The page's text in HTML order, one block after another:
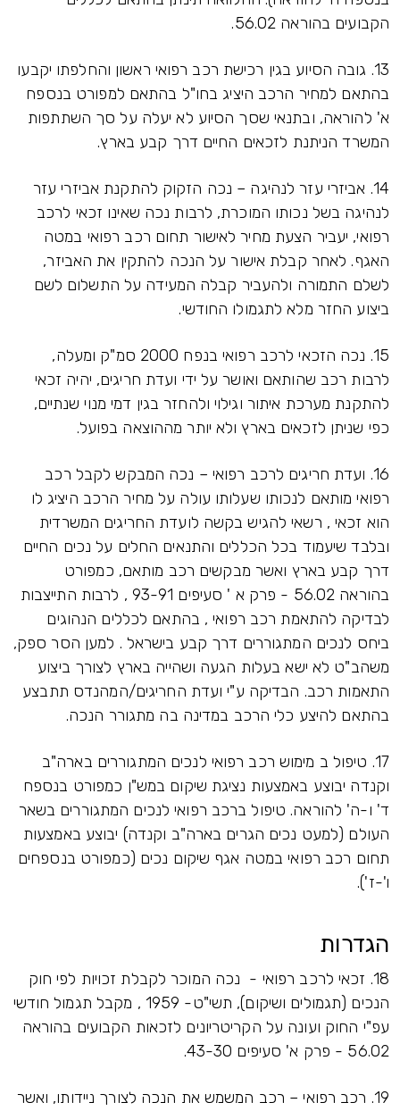
הקבועים בהוראה 56.02.
13. גובה הסיוע בגין רכישת רכב רפואי ראשון והחלפתו יקבעו
בהתאם למחיר הרכב היציג בחו"ל בהתאם למפורט בנספח
א' להוראה, ובתנאי שסך הסיוע לא יעלה על סך השתתפות
המשרד הניתנת לזכאים החיים דרך קבע בארץ.
14. אביזרי עזר לנהיגה – נכה הזקוק להתקנת אביזרי עזר
לנהיגה בשל נכותו המוכרת, לרבות נכה שאינו זכאי לרכב
רפואי, יעביר הצעת מחיר לאישור תחום רכב רפואי במטה
האגף. לאחר קבלת אישור על הנכה להתקין את האביזר,
לשלם התמורה ולהעביר קבלה המעידה על התשלום לשם
ביצוע החזר מלא לתגמולו החודשי.
15. נכה הזכאי לרכב רפואי בנפח 2000 סמ"ק ומעלה,
לרבות רכב שהותאם ואושר על ידי ועדת חריגים, יהיה זכאי
להתקנת מערכת איתור וגילוי ולהחזר בגין דמי מנוי שנתיים,
כפי שניתן לזכאים בארץ ולא יותר מההוצאה בפועל.
16. ועדת חריגים לרכב רפואי – נכה המבקש לקבל רכב
רפואי מותאם לנכותו שעלותו עולה על מחיר הרכב היציג לו
הוא זכאי , רשאי להגיש בקשה לועדת החריגים המשרדית
ובלבד שיעמוד בכל הכללים והתנאים החלים על נכים החיים
דרך קבע בארץ ואשר מבקשים רכב מותאם, כמפורט
בהוראה 56.02 - פרק א ' סעיפים 93-91 , לרבות התייצבות
לבדיקה להתאמת רכב רפואי , בהתאם לכללים הנהוגים
ביחס לנכים המתגוררים דרך קבע בישראל . למען הסר ספק,
משהב"ט לא ישא בעלות הגעה ושהייה בארץ לצורך ביצוע
התאמות רכב. הבדיקה ע"י ועדת החריגים/המהנדס תתבצע
בהתאם להיצע כלי הרכב במדינה בה מתגורר הנכה.
17. טיפול ב מימוש רכב רפואי לנכים המתגוררים בארה"ב
וקנדה יבוצע באמצעות נציגת שיקום במש"ן כמפורט בנספח
ד' ו-ה' להוראה. טיפול ברכב רפואי לנכים המתגוררים בשאר
העולם (למעט נכים הגרים בארה"ב וקנדה) יבוצע באמצעות
תחום רכב רפואי במטה אגף שיקום נכים (כמפורט בנספחים
ו'-ז').
הגדרות
18. זכאי לרכב רפואי - נכה המוכר לקבלת זכויות לפי חוק
הנכים (תגמולים ושיקום), תשי"ט- 1959 , מקבל תגמול חודשי
עפ"י החוק ועונה על הקריטריונים לזכאות הקבועים בהוראה
56.02 - פרק א' סעיפים 43-30.
19. רכב רפואי – רכב המשמש את הנכה לצורך ניידותו, ואשר